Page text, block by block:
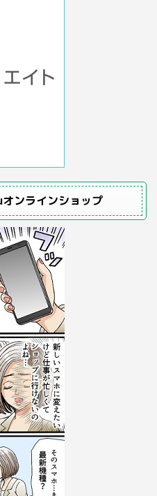
ンラインショップ